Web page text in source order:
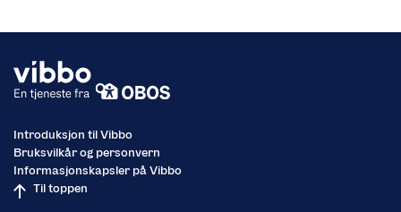
Introduksjon til Vibbo
Bruksvilkår og personvern
Informasjonskapsler på Vibbo
Til toppen